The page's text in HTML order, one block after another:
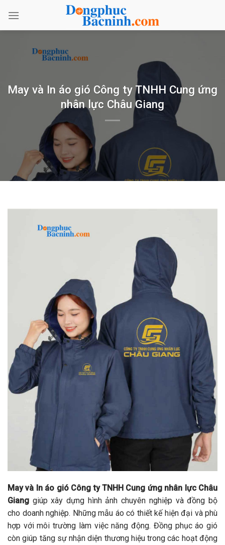
qua
nội
May và In áo gió Công ty TNHH Cung ứng
nhân lực Châu Giang
May và In áo gió Công ty TNHH Cung ứng nhân lực Châu
Giang giúp xây dựng hình ảnh chuyên nghiệp và đồng bộ
cho doanh nghiệp. Những mẫu áo có thiết kế hiện đại và phù
hợp với môi trường làm việc năng động. Đồng phục áo gió
còn giúp tăng sự nhận diện thương hiệu trong các hoạt động